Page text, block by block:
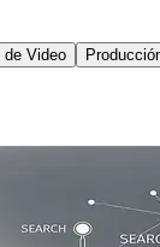
de Video